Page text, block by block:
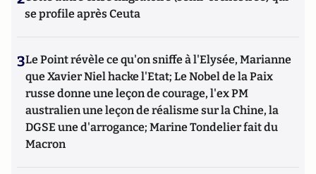
se profile après Ceuta
3Le Point révèle ce qu'on sniffe à l'Elysée, Marianne
que Xavier Niel hacke l'Etat; Le Nobel de la Paix
russe donne une leçon de courage, l'ex PM
australien une leçon de réalisme sur la Chine, la
DGSE une d'arrogance; Marine Tondelier fait du
Macron